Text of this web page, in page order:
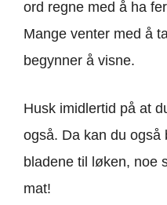
ord regne med å ha
Mange venter med å
begynner å visne.
Husk imidlertid på at
også. Da kan du også
bladene til løken, noe
mat!